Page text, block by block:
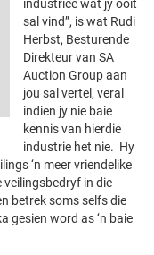
industrieë wat jy ooit
sal vind”, is wat Rudi
Herbst, Besturende
Direkteur van SA
Auction Group aan
jou sal vertel, veral
indien jy nie baie
kennis van hierdie
industrie het nie. Hy
‘n meer vriendelike
veilingsbedryf in die
betrek soms selfs die
gesien word as ‘n baie